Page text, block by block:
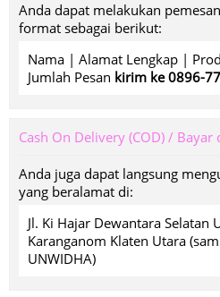
Anda dapat melakukan
format sebagai berikut:
Nama | Alamat Lengkap |
Jumlah Pesan kirim ke 0896-
Cash On Delivery (COD) / Bayar
Anda juga dapat langsung
yang beralamat di:
Jl. Ki Hajar Dewantara Selatan
Karanganom Klaten Utara
UNWIDHA)